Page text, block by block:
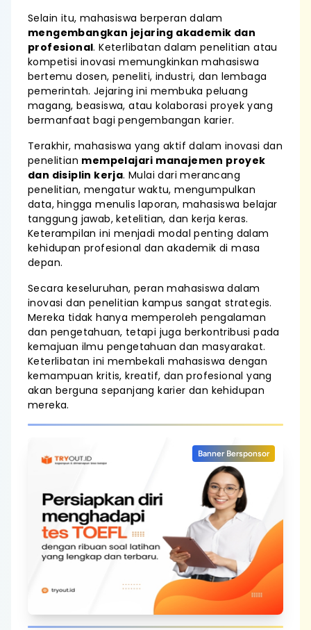
Selain itu, mahasiswa berperan dalam
mengembangkan jejaring akademik dan
profesional. Keterlibatan dalam penelitian atau
kompetisi inovasi memungkinkan mahasiswa
bertemu dosen, peneliti, industri, dan lembaga
pemerintah. Jejaring ini membuka peluang
magang, beasiswa, atau kolaborasi proyek yang
bermanfaat bagi pengembangan karier.
Terakhir, mahasiswa yang aktif dalam inovasi dan
penelitian mempelajari manajemen proyek
dan disiplin kerja. Mulai dari merancang
penelitian, mengatur waktu, mengumpulkan
data, hingga menulis laporan, mahasiswa belajar
tanggung jawab, ketelitian, dan kerja keras.
Keterampilan ini menjadi modal penting dalam
kehidupan profesional dan akademik di masa
depan.
Secara keseluruhan, peran mahasiswa dalam
inovasi dan penelitian kampus sangat strategis.
Mereka tidak hanya memperoleh pengalaman
dan pengetahuan, tetapi juga berkontribusi pada
kemajuan ilmu pengetahuan dan masyarakat.
Keterlibatan ini membekali mahasiswa dengan
kemampuan kritis, kreatif, dan profesional yang
akan berguna sepanjang karier dan kehidupan
mereka.
Banner Bersponsor